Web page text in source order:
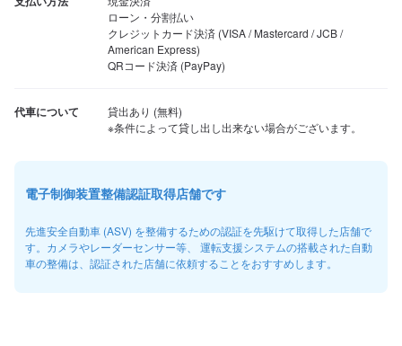
ローン・分割払い
クレジットカード決済 (VISA / Mastercard / JCB /
American Express)
QRコード決済 (PayPay)
代車について
貸出あり (無料)
※条件によって貸し出し出来ない場合がございます。
電子制御装置整備認証取得店舗です
先進安全自動車 (ASV) を整備するための認証を先駆けて取得した店舗で
す。カメラやレーダーセンサー等、 運転支援システムの搭載された自動
車の整備は、認証された店舗に依頼することをおすすめします。